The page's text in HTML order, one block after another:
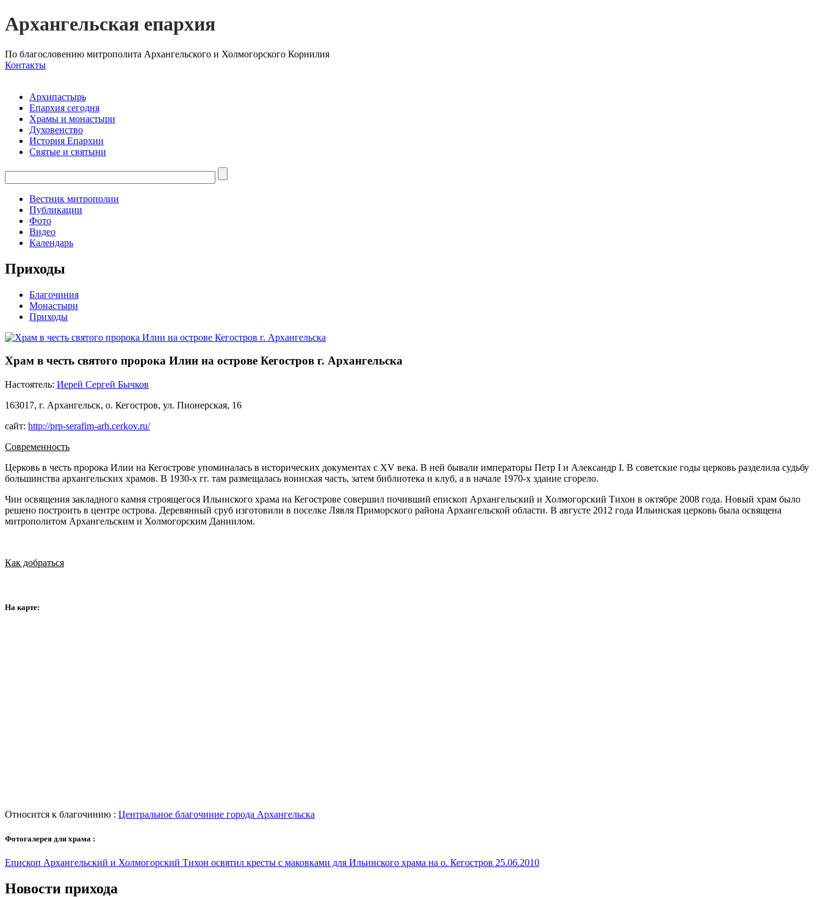
Архангельская епархия
По благословению митрополита Архангельского и Холмогорского Корнилия
Контакты
Архипастырь
Епархия сегодня
Храмы и монастыри
Духовенство
История Епархии
Святые и святыни
Вестник митрополии
Публикации
Фото
Видео
Календарь
Приходы
Благочиния
Монастыри
Приходы
Храм в честь святого пророка Илии на острове Кегостров г. Архангельска
Настоятель: Иерей Сергей Бычков
163017, г. Архангельск, о. Кегостров, ул. Пионерская, 16
сайт: http://prp-serafim-arh.cerkov.ru/
Современность
Церковь в честь пророка Илии на Кегострове упоминалась в исторических документах с XV века. В ней бывали императоры Петр I и Александр I. В советские годы церковь разделила судьбу
большинства архангельских храмов. В 1930-х гг. там размещалась воинская часть, затем библиотека и клуб, а в начале 1970-х здание сгорело.
Чин освящения закладного камня строящегося Ильинского храма на Кегострове совершил почивший епископ Архангельский и Холмогорский Тихон в октябре 2008 года. Новый храм было
решено построить в центре острова. Деревянный сруб изготовили в поселке Лявля Приморского района Архангельской области. В августе 2012 года Ильинская церковь была освящена
митрополитом Архангельским и Холмогорским Даниилом.
Как добраться
На карте:
Относится к благочинию : Центральное благочиние города Архангельска
Фотогалерея для храма :
Епископ Архангельский и Холмогорский Тихон освятил кресты с маковками для Ильинского храма на о. Кегостров 25.06.2010
Новости прихода